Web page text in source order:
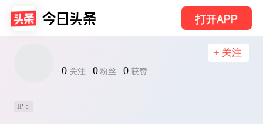
打开APP
0 关注 0 粉丝 0 获赞
+ 关注
IP：